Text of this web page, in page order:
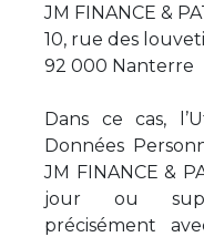
JM FINANCE &
10, rue des
92 000 Nanterre
Dans ce cas,
Données
JM FINANCE &
jour ou
précisément